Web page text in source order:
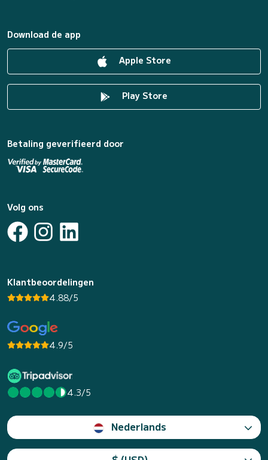
Download de app
Apple Store
Play Store
Betaling geverifieerd door
Volg ons
Klantbeoordelingen
4.88/5
4.9/5
4.3/5
Nederlands